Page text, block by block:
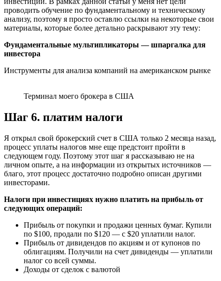
проводить обучение по фундаментальному и техническому
анализу, поэтому я просто оставлю ссылки на некоторые свои
материалы, которые более детально раскрывают эту тему:
Фундаментальные мультипликаторы — шпаргалка для
инвестора
Инструменты для анализа компаний на американском рынке
Терминал моего брокера в США
Шаг 6. платим налоги
Я открыл свой брокерский счет в США только 2 месяца назад,
процесс уплаты налогов мне еще предстоит пройти в
следующем году. Поэтому этот шаг я рассказываю не на
личном опыте, а на информации из открытых источников —
благо, этот процесс достаточно подробно описан другими
инвесторами.
Налоги при инвестициях нужно платить на прибыль от
следующих операций:
Прибыль от покупки и продажи ценных бумаг. Купили
по $100, продали по $120 — с $20 уплатили налог.
Прибыль от дивидендов по акциям и от купонов по
облигациям. Получили на счет дивиденды — уплатили
налог со всей суммы.
Доходы от сделок с валютой